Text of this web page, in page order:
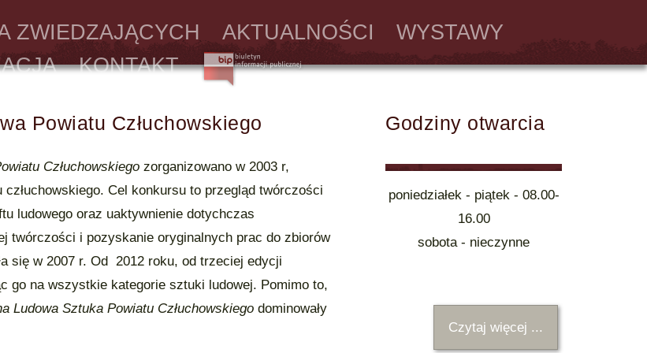
ZWIEDZAJĄCYCH AKTUALNOŚCI
WYSTAWY
KONTAKT
Godziny otwarcia
poniedziałek - piątek - 08.00-
16.00
sobota - nieczynne
Czytaj więcej ...
Powiatu Człuchowskiego
Człuchowskiegozorganizowano w 2003 r,
Cel konkursu to przegląd twórczości
ludowego oraz uaktywnienie dotychczas
twórczości i pozyskanie oryginalnych prac do zbiorów
się w 2007 r. Od 2012 roku, od trzeciej edycji
go na wszystkie kategorie sztuki ludowej. Pomimo to,
Ludowa Sztuka Powiatu Człuchowskiegodominowały